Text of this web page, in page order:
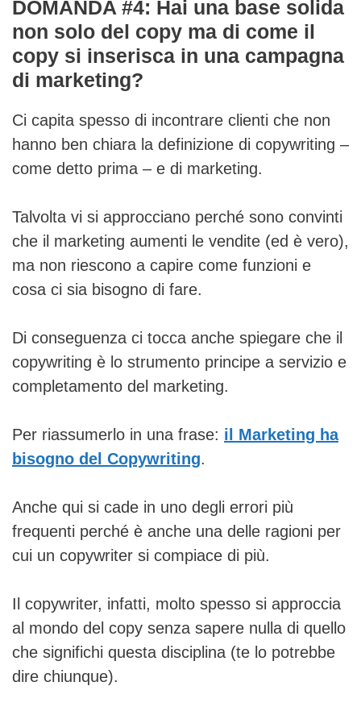
DOMANDA #4: Hai una base solida
non solo del copy ma di come il
copy si inserisca in una campagna
di marketing?
Ci capita spesso di incontrare clienti che non
hanno ben chiara la definizione di copywriting –
come detto prima – e di marketing.
Talvolta vi si approcciano perché sono convinti
che il marketing aumenti le vendite (ed è vero),
ma non riescono a capire come funzioni e
cosa ci sia bisogno di fare.
Di conseguenza ci tocca anche spiegare che il
copywriting è lo strumento principe a servizio e
completamento del marketing.
Per riassumerlo in una frase: il Marketing ha
bisogno del Copywriting.
Anche qui si cade in uno degli errori più
frequenti perché è anche una delle ragioni per
cui un copywriter si compiace di più.
Il copywriter, infatti, molto spesso si approccia
al mondo del copy senza sapere nulla di quello
che significhi questa disciplina (te lo potrebbe
dire chiunque).